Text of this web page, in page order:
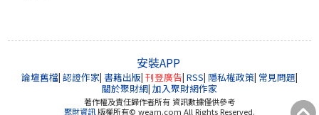
安裝APP
論壇舊檔| 認證作家| 書籍出版| 刊登廣告| RSS| 隱私權政策| 常見問題|
關於聚財網| 加入聚財網作家
著作權及責任歸作者所有 資訊數據僅供參考
聚財資訊版權所有© wearn.com All Rights Reserved.